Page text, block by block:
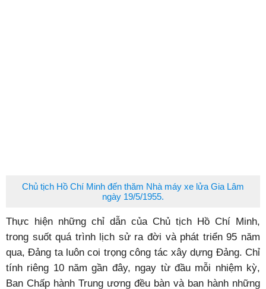
Chủ tịch Hồ Chí Minh đến thăm Nhà máy xe lửa Gia Lâm
ngày 19/5/1955.
Thực hiện những chỉ dẫn của Chủ tịch Hồ Chí Minh,
trong suốt quá trình lịch sử ra đời và phát triển 95 năm
qua, Đảng ta luôn coi trọng công tác xây dựng Đảng. Chỉ
tính riêng 10 năm gần đây, ngay từ đầu mỗi nhiệm kỳ,
Ban Chấp hành Trung ương đều bàn và ban hành những